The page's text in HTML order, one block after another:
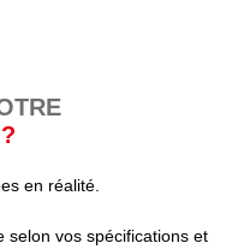
en réalité.
selon vos spécifications et